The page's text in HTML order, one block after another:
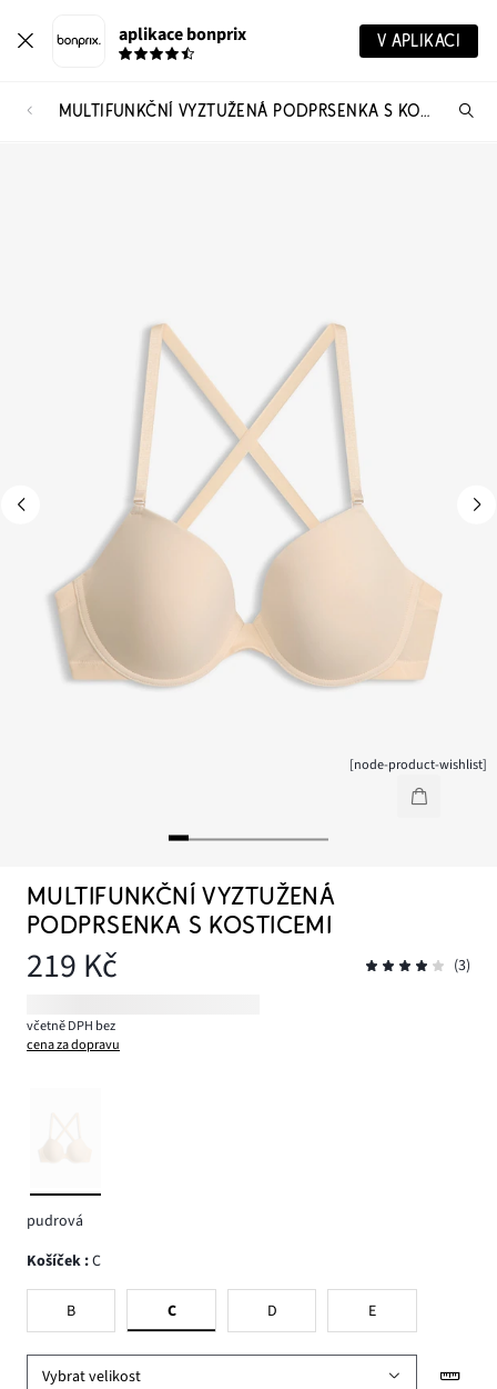
aplikace bonprix V APLIKACI
MULTIFUNKČNÍ VYZTUŽENÁ PODPRSENKA S KOSTICEMI
[node-product-wishlist]
MULTIFUNKČNÍ VYZTUŽENÁ
PODPRSENKA S KOSTICEMI
219 Kč (3)
včetně DPH bez
cena za dopravu
pudrová
Košíček :C
B C D E
Vybrat velikost